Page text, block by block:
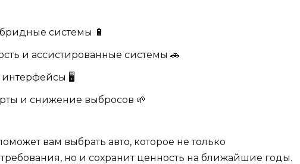
системы 🔋
и ассистированные системы 🚗
🖥️
и снижение выбросов 🌱
вам выбрать авто, которое не только
но и сохранит ценность на ближайшие годы.